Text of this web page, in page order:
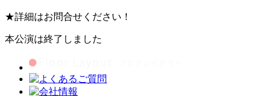
★詳細はお問合せください！
本公演は終了しました